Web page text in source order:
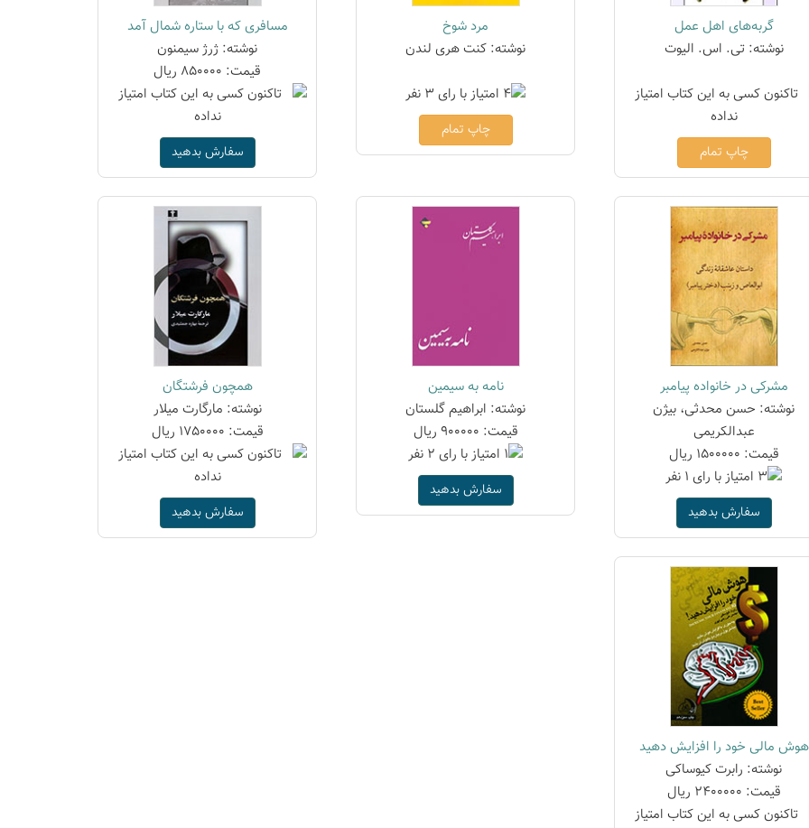
گربه‌های اهل عمل
نوشته: تی. اس. الیوت
چاپ تمام
مرد شوخ
نوشته: کنت هری لندن
چاپ تمام
مسافری که با ستاره شمال آمد
نوشته: ژرژ سیمنون
قیمت: 850000 ریال
سفارش بدهید
مشرکی در خانواده پیامبر
نوشته: حسن محدثی، بیژن
عبدالکریمی
قیمت: 1500000 ریال
سفارش بدهید
نامه به سیمین
نوشته: ابراهیم گلستان
قیمت: 900000 ریال
سفارش بدهید
همچون فرشتگان
نوشته: مارگارت میلار
قیمت: 1750000 ریال
سفارش بدهید
هوش مالی خود را افزایش دهید
نوشته: رابرت کیوساکی
قیمت: 2400000 ریال